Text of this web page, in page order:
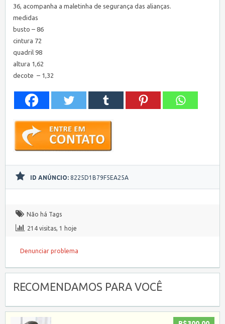
36, acompanha a maletinha de segurança das alianças.
medidas
busto – 86
cintura 72
quadril 98
altura 1,62
decote – 1,32
ID ANÚNCIO: 8225D1B79F5EA25A
Não há Tags
214 visitas, 1 hoje
Denunciar problema
RECOMENDAMOS PARA VOCÊ